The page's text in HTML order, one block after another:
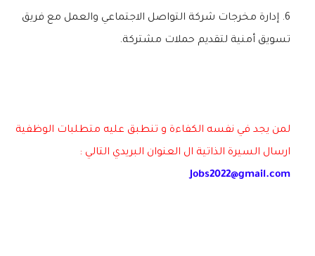
إدارة مخرجات شركة التواصل الاجتماعي والعمل مع فريق
تسويق أمنية لتقديم حملات مشتركة.
لمن يجد في نفسه الكفاءة و تنطبق عليه متطلبات الوظفية
ارسال السيرة الذاتية ال العنوان البريدي التالي :
Jobs2022@gmail.com